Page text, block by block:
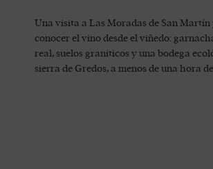
Una visita a Las Moradas de San Martín
conocer el vino desde el viñedo:
real, suelos graníticos y una bodega
sierra de Gredos, a menos de una hora